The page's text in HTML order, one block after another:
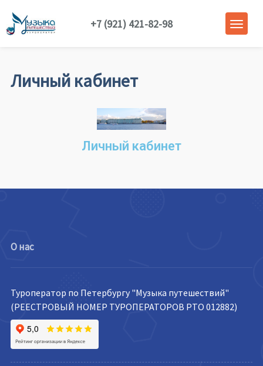
+7 (921) 421-82-98
Личный кабинет
Личный кабинет
О нас
Туроператор по Петербургу "Музыка путешествий"
(РЕЕСТРОВЫЙ НОМЕР ТУРОПЕРАТОРОВ РТО 012882)